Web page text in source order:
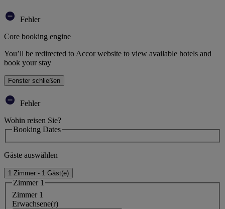
Fehler
Core booking engine
You’ll be redirected to Accor website to view available hotels and
book your stay
Fenster schließen
Fehler
Wohin reisen Sie?
Booking Dates
Gäste auswählen
1 Zimmer - 1 Gäst(e)
Zimmer 1
Zimmer 1
Erwachsene(r)